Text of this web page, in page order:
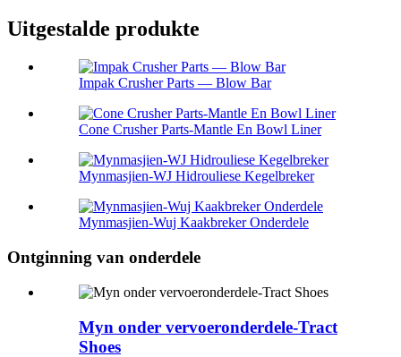
Uitgestalde produkte
Impak Crusher Parts — Blow Bar
Cone Crusher Parts-Mantle En Bowl Liner
Mynmasjien-WJ Hidrouliese Kegelbreker
Mynmasjien-Wuj Kaakbreker Onderdele
Ontginning van onderdele
Myn onder vervoeronderdele-Tract
Shoes